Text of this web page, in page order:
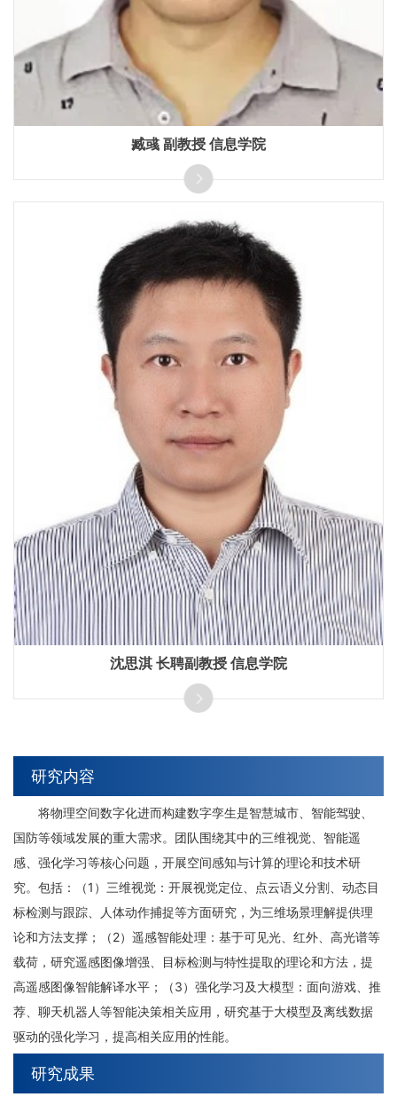
臧彧 副教授 信息学院
长期从事三维视觉、点云处理、遥感信息处理等方向研究，
发表CCF A类期刊会议、IEEE 汇刊30余篇。
沈思淇 长聘副教授 信息学院
长期从事三维视觉、强化学习、数字人等研究，担任NeurIPS
24领域主席（厦大首位），发表了包括NeurIPS Spotlight，
研究内容
将物理空间数字化进而构建数字孪生是智慧城市、智能驾驶、
国防等领域发展的重大需求。团队围绕其中的三维视觉、智能遥
感、强化学习等核心问题，开展空间感知与计算的理论和技术研
究。包括：（1）三维视觉：开展视觉定位、点云语义分割、动态目
标检测与跟踪、人体动作捕捉等方面研究，为三维场景理解提供理
论和方法支撑；（2）遥感智能处理：基于可见光、红外、高光谱等
载荷，研究遥感图像增强、目标检测与特性提取的理论和方法，提
高遥感图像智能解译水平；（3）强化学习及大模型：面向游戏、推
荐、聊天机器人等智能决策相关应用，研究基于大模型及离线数据
驱动的强化学习，提高相关应用的性能。
研究成果